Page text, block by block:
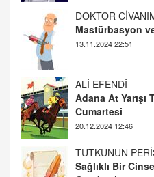
ALİ EFENDİ
Adana At Yarışı
Cumartesi
TUTKUNUN PERİSİ
Sağlıklı Bir
Gerekenler
08.11.2024 13:16
FARUK ÖNALAN
Tezkere